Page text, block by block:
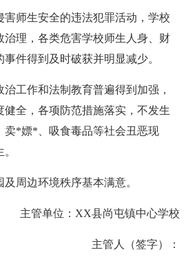
害师生安全的违法犯罪活动，学校
治理，各类危害学校师生人身、财
件得到及时破获并明显减少。
工作和法制教育普遍得到加强，
全，各项防范措施落实，不发生
卖*嫖*、吸食毒品等社会丑恶现
周边环境秩序基本满意。
主管单位：XX县尚屯镇中心学校
主管人（签字）：